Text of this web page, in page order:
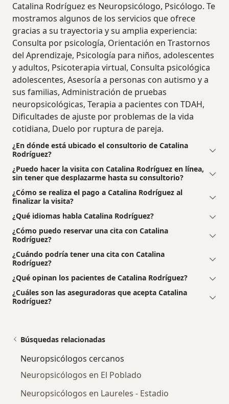
Catalina Rodríguez es Neuropsicólogo, Psicólogo. Te
mostramos algunos de los servicios que ofrece
gracias a su trayectoria y su amplia experiencia:
Consulta por psicología, Orientación en Trastornos
del Aprendizaje, Psicología para niños, adolescentes
y adultos, Psicoterapia virtual, Consulta psicológica
adolescentes, Asesoría a personas con autismo y a
sus familias, Administración de pruebas
neuropsicológicas, Terapia a pacientes con TDAH,
Dificultades de ajuste por problemas de la vida
cotidiana, Duelo por ruptura de pareja.
¿En dónde está ubicado el consultorio de Catalina
Rodríguez?
¿Puedo hacer la visita con Catalina Rodríguez en línea,
sin tener que desplazarme hasta su consultorio?
¿Cómo se realiza el pago a Catalina Rodríguez al
finalizar la visita?
¿Qué idiomas habla Catalina Rodríguez?
¿Cómo puedo reservar una cita con Catalina
Rodríguez?
¿Cuándo podría tener una cita con Catalina
Rodríguez?
¿Qué opinan los pacientes de Catalina Rodríguez?
¿Cuáles son las aseguradoras que acepta Catalina
Rodríguez?
Búsquedas relacionadas
Neuropsicólogos cercanos
Neuropsicólogos en El Poblado
Neuropsicólogos en Laureles - Estadio